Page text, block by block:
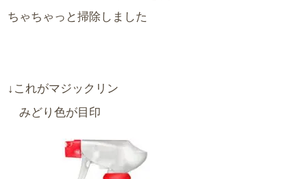
ちゃちゃっと掃除しました
↓これがマジックリン
みどり色が目印